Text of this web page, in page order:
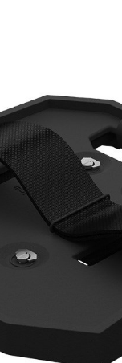
ヴィンテージ